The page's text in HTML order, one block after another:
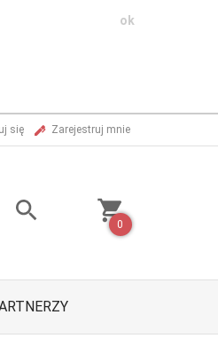
ok
się Zarejestruj mnie
0